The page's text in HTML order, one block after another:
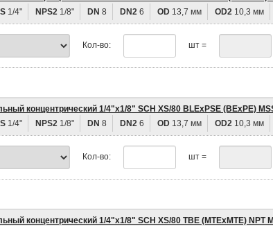
1/4" NPS2 1/8" DN 8 DN2 6 OD 13,7 мм OD2 10,3 мм
Кол-во: шт =
концентрический 1/4"х1/8" SCH XS/80 BLEхPSE (BEхPE)
1/4" NPS2 1/8" DN 8 DN2 6 OD 13,7 мм OD2 10,3 мм
Кол-во: шт =
концентрический 1/4"х1/8" SCH XS/80 TBE (MTEхMTE) NPT